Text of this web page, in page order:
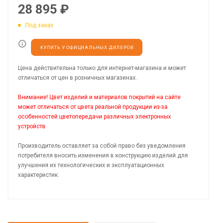
28 895 ₽
Под заказ
КУПИТЬ У ОФИЦИАЛЬНЫХ ДИЛЕРОВ
Цена действительна только для интернет-магазина и может
отличаться от цен в розничных магазинах.
Внимание! Цвет изделий и материалов покрытий на сайте
может отличаться от цвета реальной продукции из-за
особенностей цветопередачи различных электронных
устройств.
Производитель оставляет за собой право без уведомления
потребителя вносить изменения в конструкцию изделий для
улучшения их технологических и эксплуатационных
характеристик.